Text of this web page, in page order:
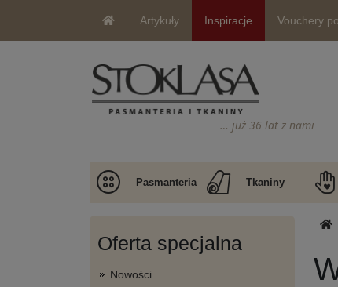
Artykuły Inspiracje Vouchery
… już 36 lat z nami
Pasmanteria Tkaniny
Oferta specjalna
Nowości